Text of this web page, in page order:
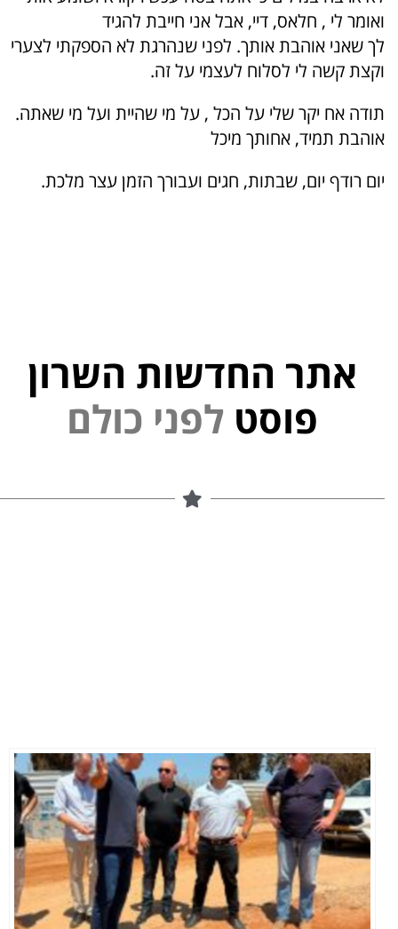
ואומר לי , חלאס, דיי, אבל אני חייבת להגיד
לך שאני אוהבת אותך. לפני שנהרגת לא הספקתי לצערי
וקצת קשה לי לסלוח לעצמי על זה.
תודה אח יקר שלי על הכל , על מי שהיית ועל מי שאתה.
אוהבת תמיד, אחותך מיכל
יום רודף יום, שבתות, חגים ועבורך הזמן עצר מלכת.
אתר החדשות השרון
פוסט
ם